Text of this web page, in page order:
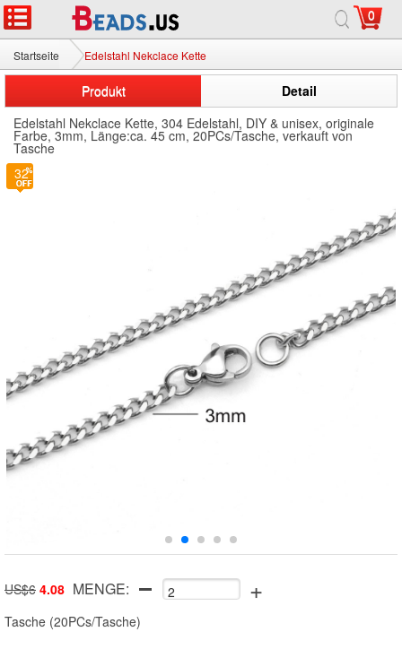
0
Startseite Edelstahl Nekclace Kette
Produkt
Detail
Edelstahl Nekclace Kette, 304 Edelstahl, DIY & unisex, originale
Farbe, 3mm, Länge:ca. 45 cm, 20PCs/Tasche, verkauft von
Tasche
US$6 4.08 MENGE: +
Tasche (20PCs/Tasche)